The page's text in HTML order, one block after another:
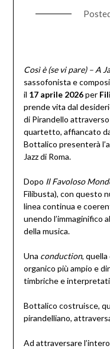
Così è (se vi pare) – A
sassofonista e
il 17 aprile 2026per
prende vita dal
di Pirandello attraverso
quartetto, affiancato
Bottalico presenterà
Jazz di Roma.
Dopo Il Favoloso
Filibusta), con questo
linea continua e
unendo l’immaginifico
della musica.
Una conduction, quella
organico più ampio e
timbriche e
Bottalico costruisce,
pirandelliano,
Ad attraversare